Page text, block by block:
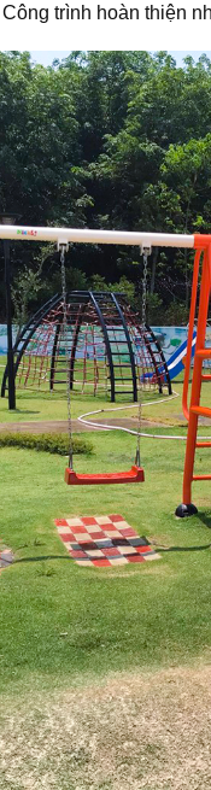
trình hoàn thiện